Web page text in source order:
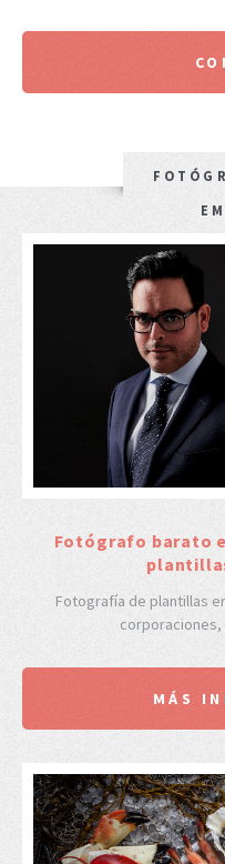
Fotógrafo barato
Fotografía de plantillas
corporaciones,
MÁS